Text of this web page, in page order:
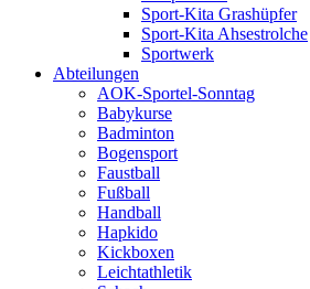
Sport-Kita Grashüpfer
Sport-Kita Ahsestrolche
Sportwerk
Abteilungen
AOK-Sportel-Sonntag
Babykurse
Badminton
Bogensport
Faustball
Fußball
Handball
Hapkido
Kickboxen
Leichtathletik